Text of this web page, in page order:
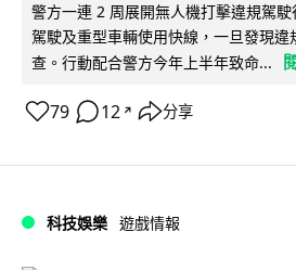
警方一連 2 周展開無人機打擊違規駕
駕駛及重型車輛使用快線，一旦發現違
查。行動配合警方今年上半年致命...
79 12 ↗ 分享
科技娛樂 遊戲情報